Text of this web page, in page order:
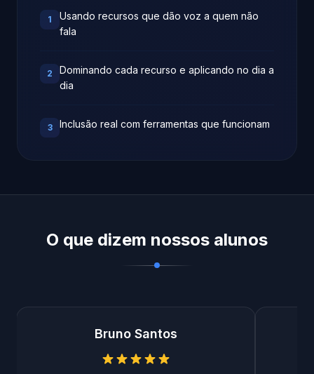
1
Usando recursos que dão voz a quem não
fala
2
Dominando cada recurso e aplicando no dia a
dia
3 Inclusão real com ferramentas que funcionam
O que dizem nossos alunos
Bruno Santos